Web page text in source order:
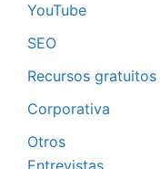
YouTube
SEO
Recursos gratuitos
Corporativa
Otros